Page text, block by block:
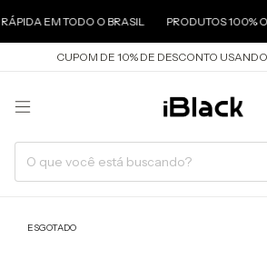
EM TODO O BRASIL PRODUTOS 100%
CUPOM DE 10% DE DESCONTO
ESGOTADO